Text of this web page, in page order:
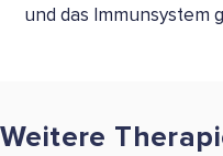
und das Immunsystem
Weitere